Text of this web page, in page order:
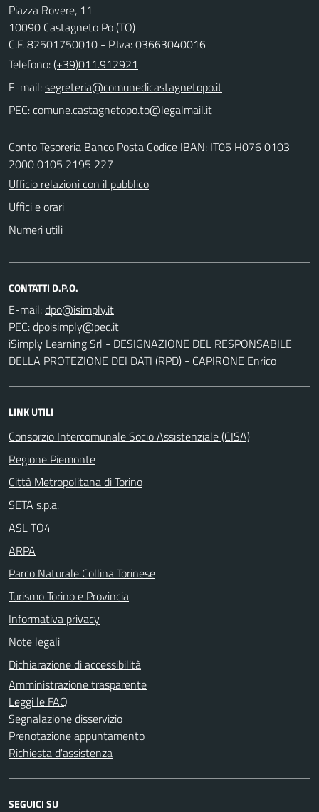
Piazza Rovere, 11
10090 Castagneto Po (TO)
C.F. 82501750010 - P.Iva: 03663040016
Telefono:(+39)011.912921
E-mail:
PEC:
Conto Tesoreria Banco Posta Codice IBAN: IT05 H076 0103
2000 0105 2195 227
Ufficio relazioni con il pubblico
Uffici e orari
Numeri utili
CONTATTI D.P.O.
E-mail:
PEC:
iSimply Learning Srl - DESIGNAZIONE DEL RESPONSABILE
DELLA PROTEZIONE DEI DATI (RPD) - CAPIRONE Enrico
LINK UTILI
Consorzio Intercomunale Socio Assistenziale (CISA)
Regione Piemonte
Città Metropolitana di Torino
SETA s.p.a.
ASL TO4
ARPA
Parco Naturale Collina Torinese
Turismo Torino e Provincia
Informativa privacy
Note legali
Dichiarazione di accessibilità
Amministrazione trasparente
Leggi le FAQ
Segnalazione disservizio
Prenotazione appuntamento
Richiesta d'assistenza
SEGUICI SU